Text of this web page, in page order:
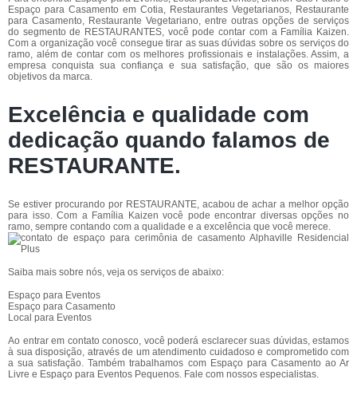
Espaço para Casamento em Cotia, Restaurantes Vegetarianos, Restaurante
para Casamento, Restaurante Vegetariano, entre outras opções de serviços
do segmento de RESTAURANTES, você pode contar com a Família Kaizen.
Com a organização você consegue tirar as suas dúvidas sobre os serviços do
ramo, além de contar com os melhores profissionais e instalações. Assim, a
empresa conquista sua confiança e sua satisfação, que são os maiores
objetivos da marca.
Excelência e qualidade com
dedicação quando falamos de
RESTAURANTE.
Se estiver procurando por RESTAURANTE, acabou de achar a melhor opção
para isso. Com a Família Kaizen você pode encontrar diversas opções no
ramo, sempre contando com a qualidade e a excelência que você merece.
Saiba mais sobre nós, veja os serviços de abaixo:
Espaço para Eventos
Espaço para Casamento
Local para Eventos
Ao entrar em contato conosco, você poderá esclarecer suas dúvidas, estamos
à sua disposição, através de um atendimento cuidadoso e comprometido com
a sua satisfação. Também trabalhamos com Espaço para Casamento ao Ar
Livre e Espaço para Eventos Pequenos. Fale com nossos especialistas.